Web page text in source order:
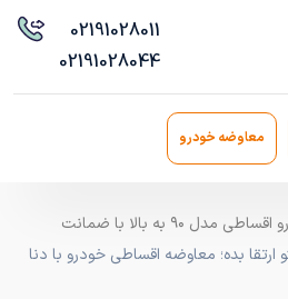
02191028011
02191028044
معاوضه خودرو
خودرو شاپ، خرید و فروش خودرو اقساطی مدل ۹۰ به بالا با ضمانت
ارتقا بده؛ معاوضه اقساطی خودرو با دنا